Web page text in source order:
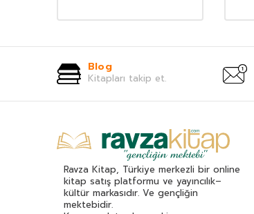
Blog
Kitapları takip et.
Ravza Kitap, Türkiye merkezli bir online
kitap satış platformu ve yayıncılık–
kültür markasıdır. Ve gençliğin
mektebidir.